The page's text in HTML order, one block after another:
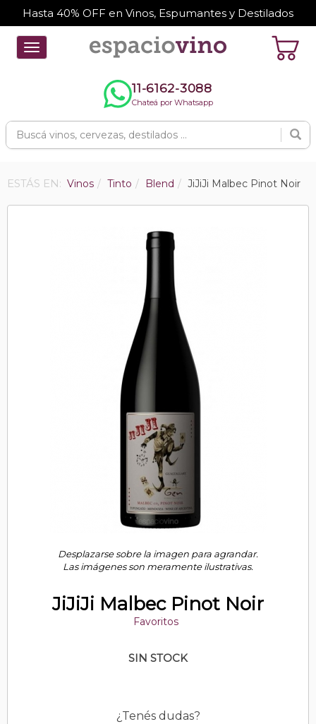
Hasta 40% OFF en Vinos, Espumantes y Destilados
Toggle
navigation
11-6162-3088
Chateá por Whatsapp
ESTÁS EN: Vinos Tinto Blend JiJiJi Malbec Pinot Noir
Desplazarse sobre la imagen para agrandar.
Las imágenes son meramente ilustrativas.
JiJiJi Malbec Pinot Noir
Favoritos
SIN STOCK
¿Tenés dudas?